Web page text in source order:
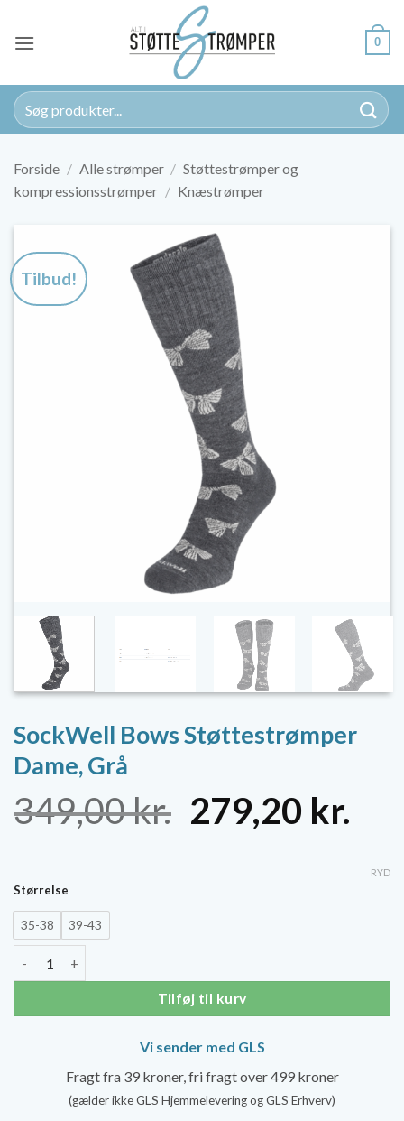
indhold
0
Søg
efter:
Forside / Alle strømper / Støttestrømper og
kompressionsstrømper / Knæstrømper
Tilbud!
SockWell Bows Støttestrømper
Dame, Grå
349,00kr. Den
279,20 kr.
Størrelse
35-38 39-43
RYD
Tilføj til kurv
Vi sender med GLS
Fragt fra 39 kroner, fri fragt over 499 kroner
(gælder ikke GLS Hjemmelevering og GLS Erhverv)